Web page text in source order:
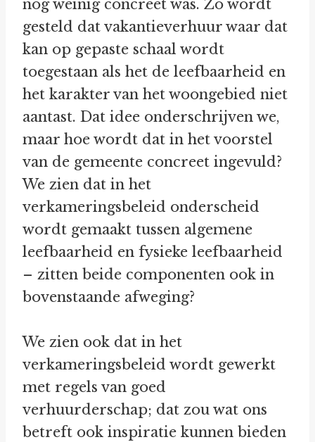
nog weinig concreet was. Zo wordt
gesteld dat vakantieverhuur waar dat
kan op gepaste schaal wordt
toegestaan als het de leefbaarheid en
het karakter van het woongebied niet
aantast. Dat idee onderschrijven we,
maar hoe wordt dat in het voorstel
van de gemeente concreet ingevuld?
We zien dat in het
verkameringsbeleid onderscheid
wordt gemaakt tussen algemene
leefbaarheid en fysieke leefbaarheid
– zitten beide componenten ook in
bovenstaande afweging?
We zien ook dat in het
verkameringsbeleid wordt gewerkt
met regels van goed
verhuurderschap; dat zou wat ons
betreft ook inspiratie kunnen bieden